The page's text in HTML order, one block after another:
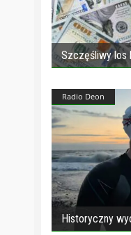
Szczęśliwy los
Radio Deon
Historyczny